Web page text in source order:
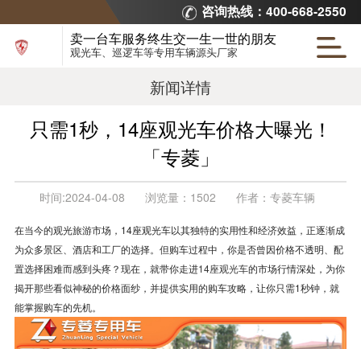
咨询热线：400-668-2550
卖一台车服务终生交一生一世的朋友
观光车、巡逻车等专用车辆源头厂家
新闻详情
只需1秒，14座观光车价格大曝光！
「专菱」
时间:2024-04-08 浏览量： 1502 作者： 专菱车辆
在当今的观光旅游市场，14座观光车以其独特的实用性和经济效益，正逐渐成
为众多景区、酒店和工厂的选择。但购车过程中，你是否曾因价格不透明、配
置选择困难而感到头疼？现在，就带你走进14座观光车的市场行情深处，为你
揭开那些看似神秘的价格面纱，并提供实用的购车攻略，让你只需1秒钟，就
能掌握购车的先机。